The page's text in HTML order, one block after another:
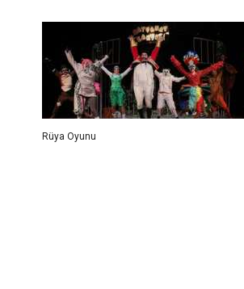
Rüya Oyunu